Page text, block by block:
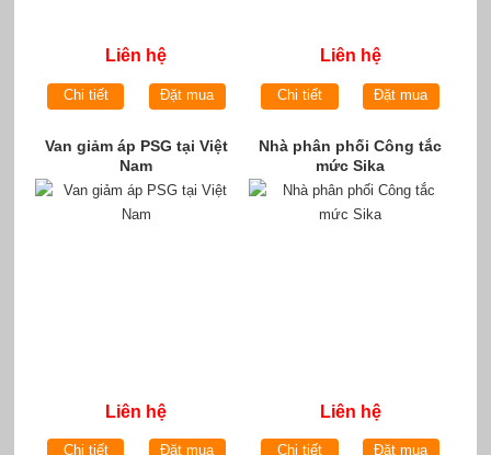
Liên hệ
Chi tiết Đặt mua
Liên hệ
Chi tiết Đặt mua
Van giảm áp PSG tại Việt
Nam
Liên hệ
Chi tiết Đặt mua
Nhà phân phối Công tắc
mức Sika
Liên hệ
Chi tiết Đặt mua